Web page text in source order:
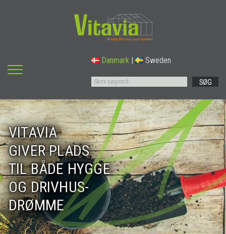
Danmark Sweden
SØG
VITAVIA
GIVER PLADS
TIL BÅDE HYGGE
OG DRIVHUS-
DRØMME